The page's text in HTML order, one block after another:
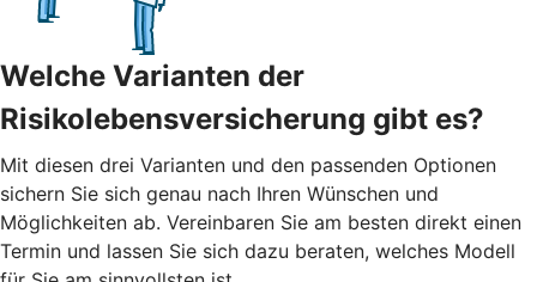
Welche Varianten der
Risikolebensversicherung gibt es?
Mit diesen drei Varianten und den passenden Optionen
sichern Sie sich genau nach Ihren Wünschen und
Möglichkeiten ab. Vereinbaren Sie am besten direkt einen
Termin und lassen Sie sich dazu beraten, welches Modell